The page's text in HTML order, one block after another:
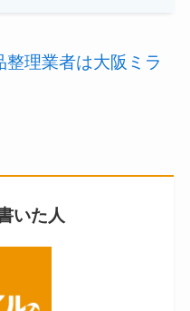
理業者は大阪ミラ
いた人